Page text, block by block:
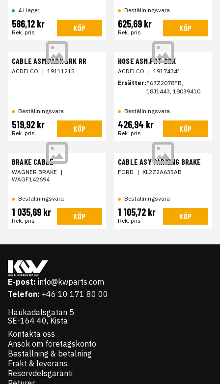
4 i lager
586,12 kr
Rek. pris KÖP
Beställningsvara
625,69 kr
Rek. pris KÖP
CABLE ASM,PARK BRK RR
ACDELCO | 19111215
Beställningsvara
519,92 kr
Rek. pris KÖP
HOSE ASM,FRT BRK
ACDELCO | 19174341
Ersätter:F67Z2078FB,
18J1443, 18039410
Beställningsvara
426,94 kr
Rek. pris KÖP
BRAKE CABLE
WAGNER BRAKE |
WAGF142694
Beställningsvara
1 035,69 kr
Rek. pris KÖP
CABLE ASY PARKING BRAKE
FORD | XL2Z2A635AB
Beställningsvara
1 105,72 kr
Rek. pris KÖP
E-post: info@kwparts.com
Telefon: +46 10 171 80 00
Haukadalsgatan 5
SE-164 40, Kista
Kontakta oss
Ansök om företagskonto
Beställning & betalning
Frakt & leverans
Reservdelsgaranti